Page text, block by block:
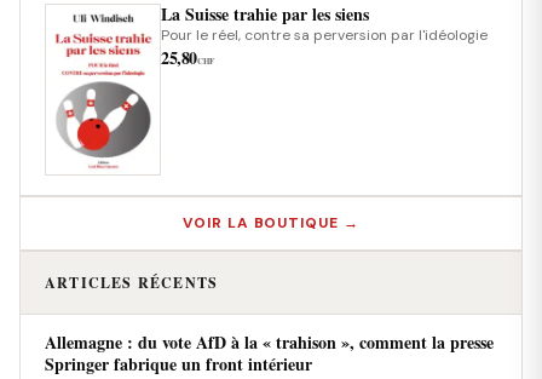
La Suisse trahie par les siens
Pour le réel, contre sa perversion par l'idéologie
25,80CHF
VOIR LA BOUTIQUE →
ARTICLES RÉCENTS
Allemagne : du vote AfD à la « trahison », comment la presse
Springer fabrique un front intérieur